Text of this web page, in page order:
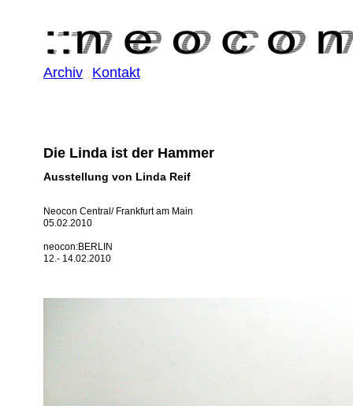
Archiv Kontakt
Die Linda ist der Hammer
Ausstellung von Linda Reif
Neocon Central/ Frankfurt am Main
05.02.2010
neocon:BERLIN
12.- 14.02.2010